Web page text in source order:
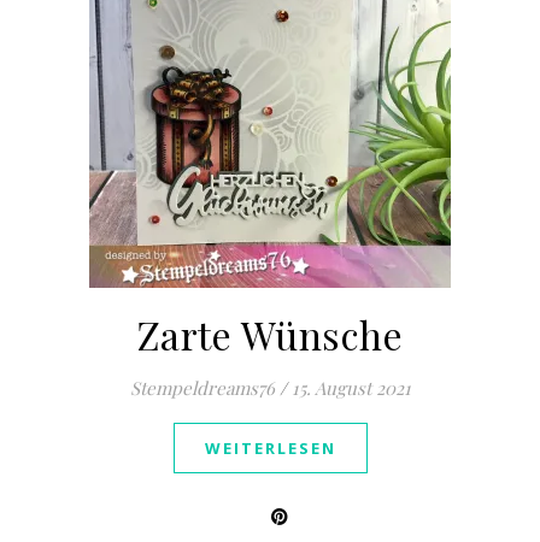
Zarte Wünsche
Stempeldreams76 / 15. August 2021
WEITERLESEN